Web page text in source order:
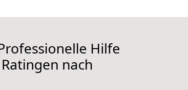
Hilfe
nach